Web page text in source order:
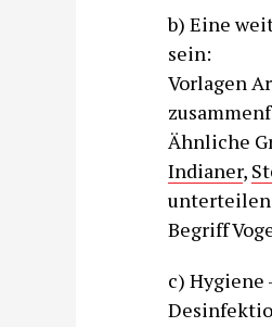
b) Eine
sein:
Vorlagen
Ähnliche
Indianer,
Begriff
c) Hygiene